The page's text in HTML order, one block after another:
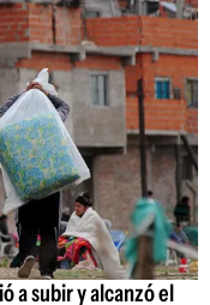
a subir y alcanzó el